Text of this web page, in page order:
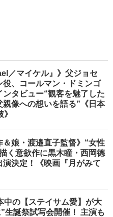
／マイケル』》父ジョセ
役、コールマン・ドミンゴ
ンタビュー“観客を魅了した
親像への想いを語る”《日本
＆娘・渡邉直子監督》“女性
く意欲作に黒木瞳・西岡德
演決定！《映画『月がみて
中の【ステイサム愛】が大
生誕祭試写会開催！ 主演も